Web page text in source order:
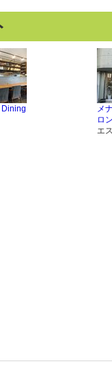
メ
ロ
エ